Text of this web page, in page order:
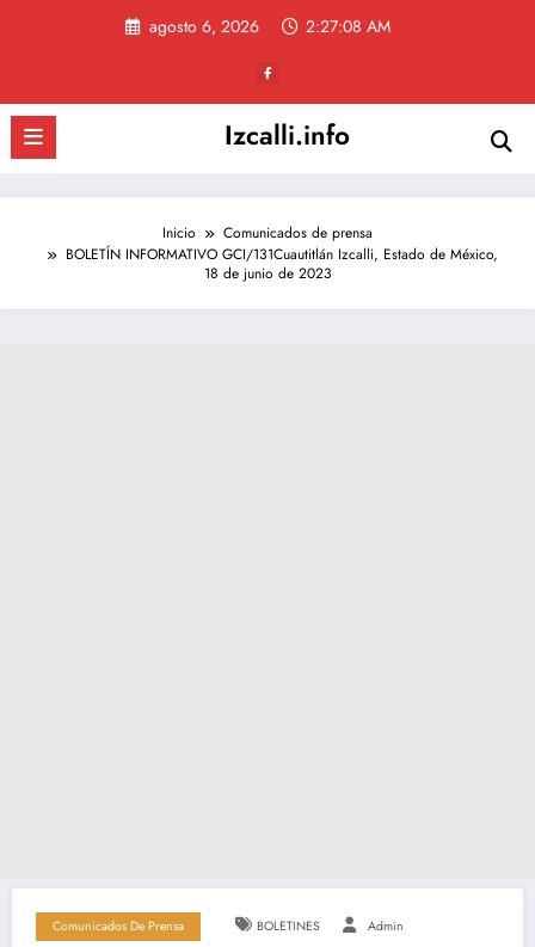
agosto 6, 2026 2:27:09 AM
Izcalli.info
Inicio
Comunicados de prensa
BOLETÍN INFORMATIVO GCI/131Cuautitlán Izcalli, Estado de México,
18 de junio de 2023
Comunicados De Prensa BOLETINES Admin